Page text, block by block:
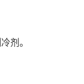
剂。